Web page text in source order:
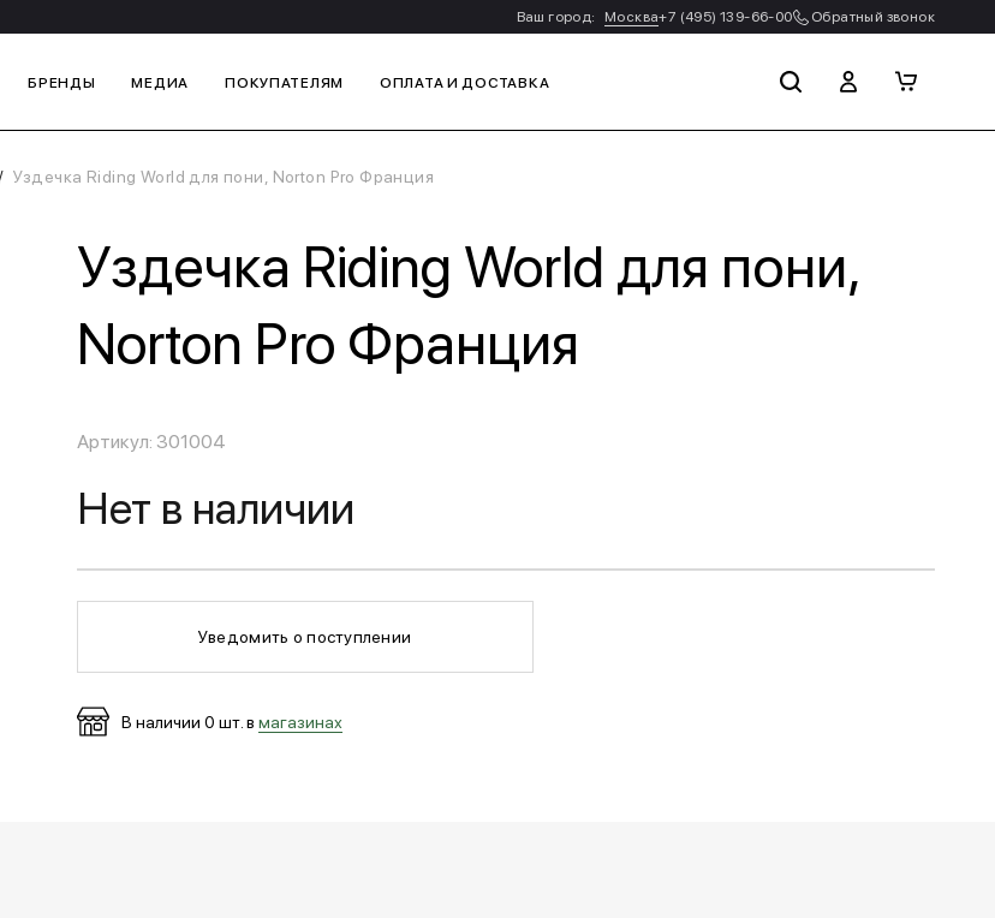
Ваш город: Москва+7 (495) 139-66-00 Обратный звонок
БРЕНДЫ МЕДИА ПОКУПАТЕЛЯМ ОПЛАТА И ДОСТАВКА
Уздечка Riding World для пони, Norton Pro Франция
Уздечка Riding World для пони,
Norton Pro Франция
Артикул: 301004
Нет в наличии
Уведомить о поступлении
В наличии 0 шт. в магазинах